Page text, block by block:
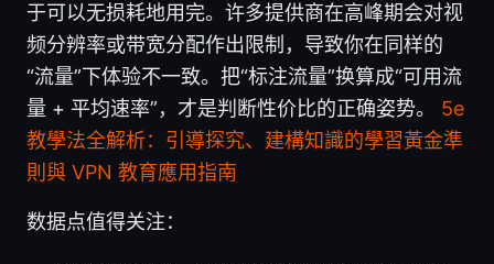
于可以无损耗地用完。许多提供商在高峰期会对视
频分辨率或带宽分配作出限制，导致你在同样的
“流量”下体验不一致。把“标注流量”换算成“可用流
量 + 平均速率”，才是判断性价比的正确姿势。 5e
教學法全解析：引導探究、建構知識的學習黃金準
則與 VPN 教育應用指南
数据点值得关注：